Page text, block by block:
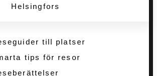
Helsingfors
till platser
tips för resor